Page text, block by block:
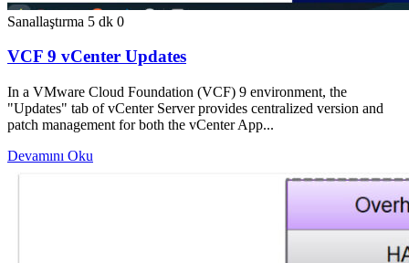
Sanallaştırma 5 dk 0
VCF 9 vCenter Updates
In a VMware Cloud Foundation (VCF) 9 environment, the
"Updates" tab of vCenter Server provides centralized version and
patch management for both the vCenter App...
Devamını Oku